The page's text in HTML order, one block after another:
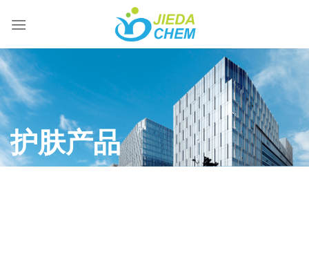
容
护肤产品